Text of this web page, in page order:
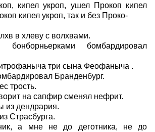
кипел укроп, ушел Прокоп кипел
кипел укроп, так и без Проко-
в хлеву с волхвами.
бомбардировал
три сына Феофаныча .
Бранденбург.
трость.
на сапфир сменял нефрит.
из дендрария.
Страсбурга.
а мне не до деготника, не до